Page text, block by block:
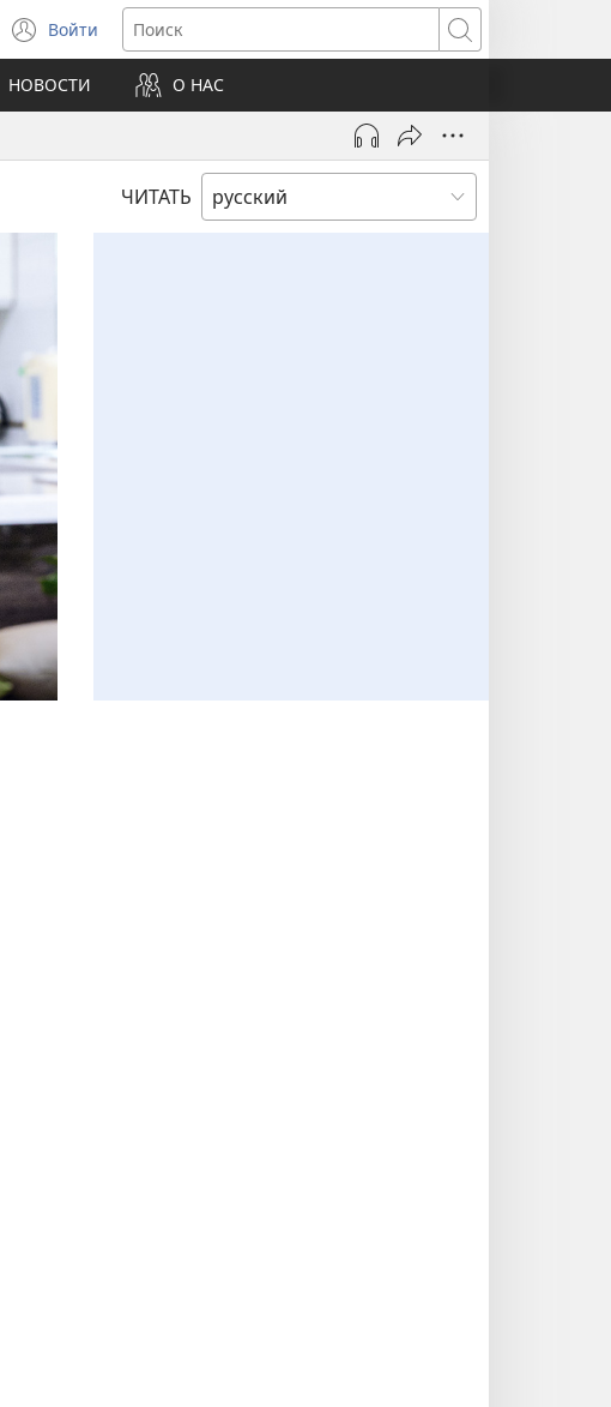
Войти
(открывается
в
новом
окне)
Поиск
НОВОСТИ О НАС
ЧИТАТЬ